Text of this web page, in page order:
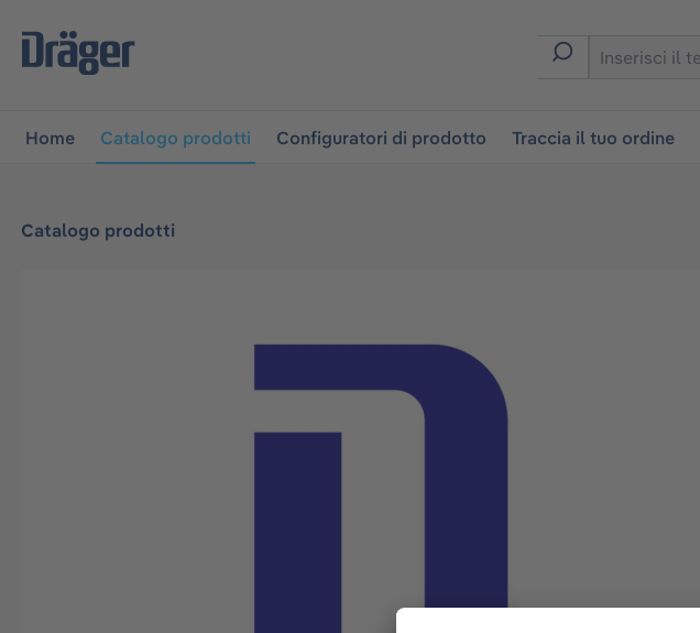
navigazione principale
Home Catalogo prodotti Configuratori di prodotto Traccia il tuo ordine
Catalogo prodotti